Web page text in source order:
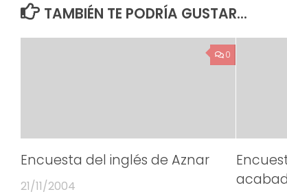
TAMBIÉN TE PODRÍA GUSTAR...
0
Encuesta del inglés de Aznar
21/11/2004